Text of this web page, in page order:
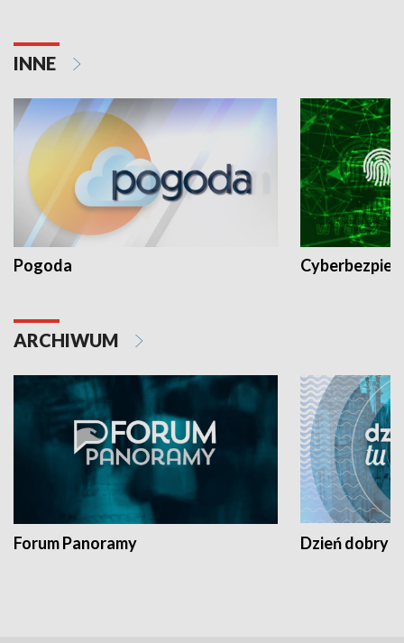
INNE
Pogoda
ARCHIWUM
Forum Panoramy Dzień dobry